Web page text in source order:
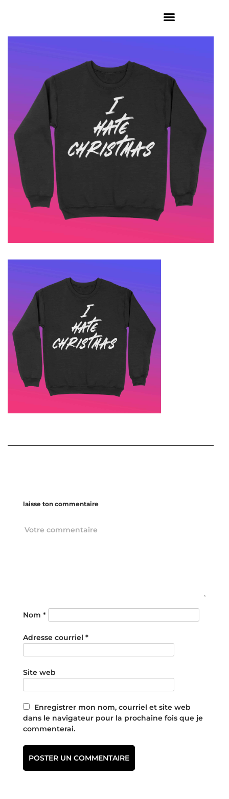
laisse ton commentaire
Nom *
Adresse courriel *
Site web
Enregistrer mon nom, courriel et site web
dans le navigateur pour la prochaine fois que je
commenterai.